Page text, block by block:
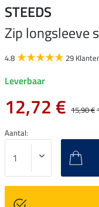
STEEDS
Zip longsleeve
4.8 29
Leverbaar
12,72 € 15,90 €
Aantal: